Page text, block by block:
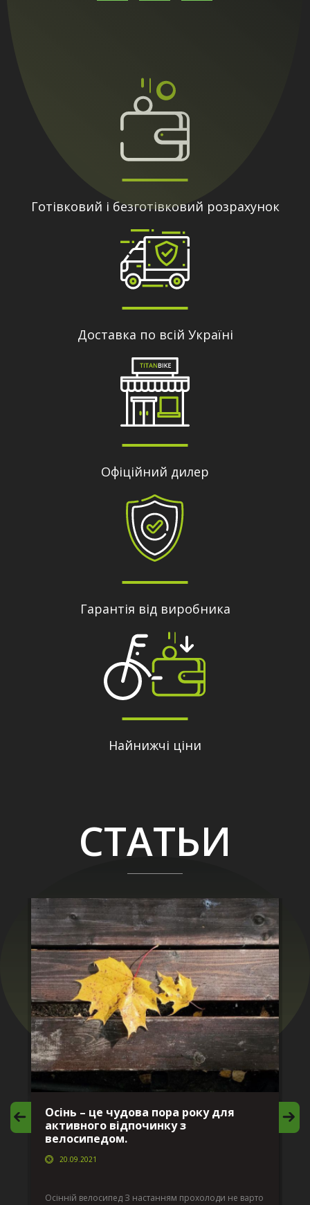
Готівковий і безготівковий розрахунок
Доставка по всій Україні
Офіційний дилер
Гарантія від виробника
Найнижчі ціни
СТАТЬИ
Осінь – це чудова пора року для
активного відпочинку з
велосипедом.
20.09.2021
Осінній велосипед З настанням прохолоди не варто